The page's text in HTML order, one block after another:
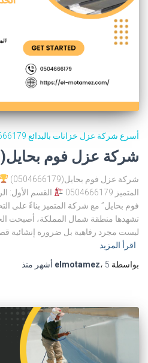
أسرع شركة عزل خزانات بالبدائع 0504666179
شركة عزل فوم بحايل(0504666179)
شركة عزل فوم بحايل(0504666179)
المتميز 0504666179
القسم الأول:
فوم بحايل” مع شركة المتميز بناءً على
تشهدها منطقة شمال المملكة، أصبحت
ليست مجرد رفاهية بل ضرورة إنشائية
اقرأ المزيد
بواسطة
elmotamez، 5 أشهر منذ